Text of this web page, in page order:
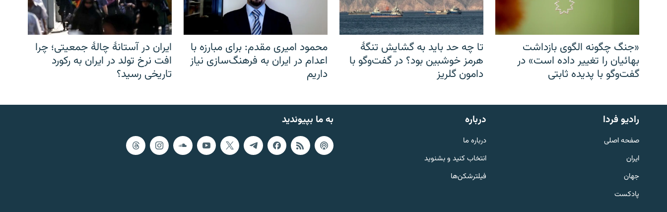
English
به ما بپیوندید
«جنگ چگونه الگوی بازداشت
بهائیان را تغییر داده است» در
گفت‌وگو با پدیده ثابتی
تا چه حد باید به گشایش تنگهٔ
هرمز خوشبین بود؟ در گفت‌وگو با
دامون گلریز
محمود امیری مقدم: برای مبارزه با
اعدام در ایران به فرهنگ‌سازی نیاز
داریم
ایران در آستانهٔ چالهٔ جمعیتی؛ چرا
افت نرخ تولد در ایران به رکورد
تاریخی رسید؟
به ما بپیوندید رادیو فردا
صفحه اصلی
ایران
جهان
پادکست
درباره
درباره ما
انتخاب کنید و بشنوید
فیلترشکن‌ها